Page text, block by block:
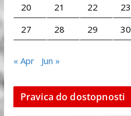
20
21 22 23
27
28 29 30
« Apr Jun »
Pravica do dostopnosti